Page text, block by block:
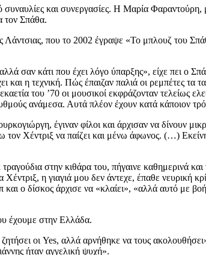
και συνεργασίες. Η Μαρία Φαραντούρη,
τον Σπάθα.
Λάντσιας, που το 2002 έγραψε «Το μπλουζ του
σαν κάτι που έχει λόγο ύπαρξης», είχε πει ο
η τεχνική. Πώς έπαιζαν παλιά οι ρεμπέτες τα
του ’70 οι μουσικοί εκφράζονταν τελείως
ανάμεσα. Αυτά πλέον έχουν κατά κάποιον
έγιναν φίλοι και άρχισαν να δίνουν
τον Χέντριξ να παίζει και μένω άφωνος. (…)
στην κιθάρα του, πήγαινε καθημερινά
Χέντριξ, η γιαγιά μου δεν άντεχε, έπαθε νευρική
και ο δίσκος άρχισε να «κλαίει», «αλλά αυτό με
έχουμε στην Ελλάδα.
οι Yes, αλλά αρνήθηκε να τους
ήταν αγγελική ψυχή».